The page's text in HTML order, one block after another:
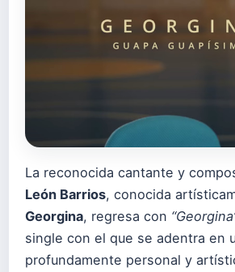
La reconocida cantante y
León Barrios, conocida
Georgina, regresa con
single con el que se adentra en
profundamente personal y